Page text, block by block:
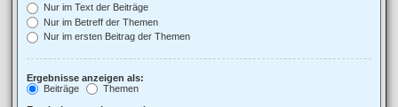
Nur im Text der Beiträge
Nur im Betreff der Themen
Nur im ersten Beitrag der Themen
Ergebnisse anzeigen als:
Beiträge
Themen